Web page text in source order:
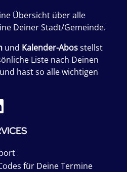
Übersicht über alle
Deiner Stadt/Gemeinde.
und Kalender-Abosstellst
Liste nach Deinen
hast so alle wichtigen
für Deine Termine